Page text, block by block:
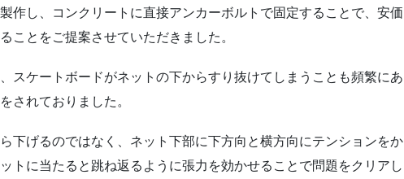
作し、コンクリートに直接アンカーボルトで固定することで、安価
ことをご提案させていただきました。
スケートボードがネットの下からすり抜けてしまうことも頻繁にあ
されておりました。
下げるのではなく、ネット下部に下方向と横方向にテンションをか
トに当たると跳ね返るように張力を効かせることで問題をクリアし